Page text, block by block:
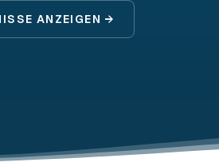
ANZEIGEN →